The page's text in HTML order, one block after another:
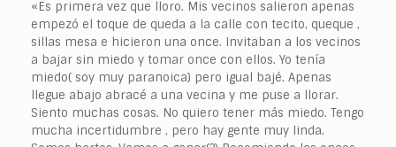
«Es primera vez que lloro. Mis vecinos salieron apenas
empezó el toque de queda a la calle con tecito, queque ,
sillas mesa e hicieron una once. Invitaban a los vecinos
a bajar sin miedo y tomar once con ellos. Yo tenía
miedo( soy muy paranoica) pero igual bajé. Apenas
llegue abajo abracé a una vecina y me puse a llorar.
Siento muchas cosas. No quiero tener más miedo. Tengo
mucha incertidumbre , pero hay gente muy linda.